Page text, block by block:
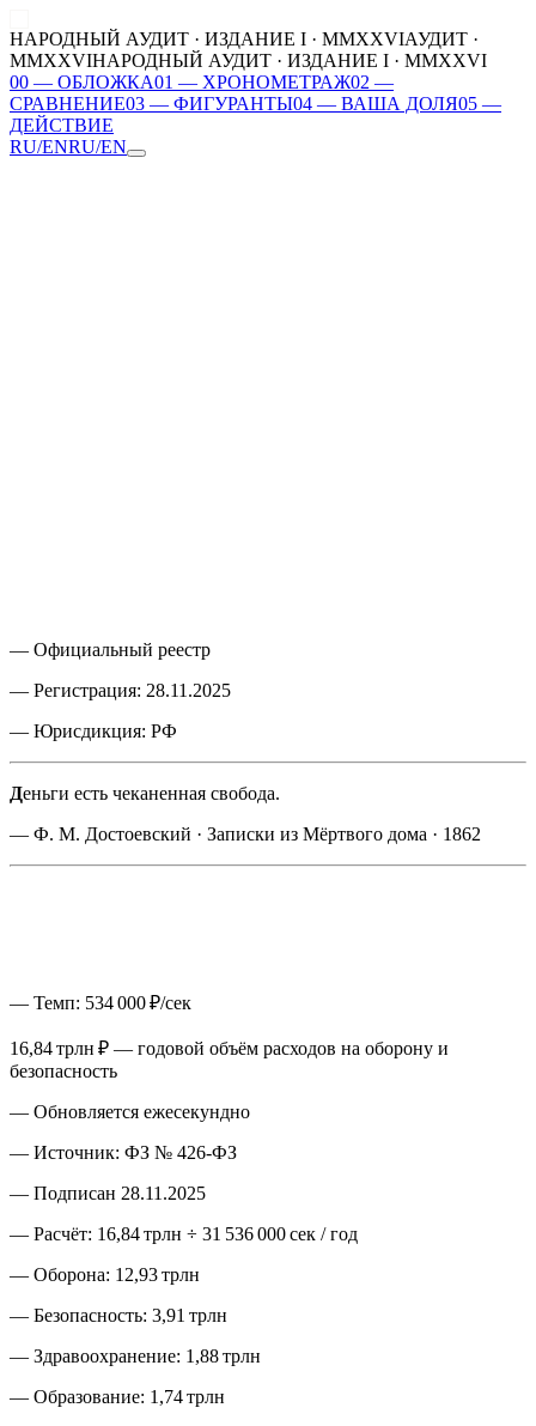
НАРОДНЫЙ АУДИТ · ИЗДАНИЕ I · MMXXVIАУДИТ ·
MMXXVIНАРОДНЫЙ АУДИТ · ИЗДАНИЕ I · MMXXVI
00 — ОБЛОЖКА01 — ХРОНОМЕТРАЖ02 —
СРАВНЕНИЕ03 — ФИГУРАНТЫ04 — ВАША ДОЛЯ05 —
ДЕЙСТВИЕ
RU/ENRU/EN
— Официальный реестр
— Регистрация: 28.11.2025
— Юрисдикция: РФ
Деньги есть чеканенная свобода.
— Ф. М. Достоевский · Записки из Мёртвого дома · 1862
— Темп: 534 000 ₽/сек
16,84 трлн ₽ — годовой объём расходов на оборону и
безопасность
— Обновляется ежесекундно
— Источник: ФЗ № 426-ФЗ
— Подписан 28.11.2025
— Расчёт: 16,84 трлн ÷ 31 536 000 сек / год
— Оборона: 12,93 трлн
— Безопасность: 3,91 трлн
— Здравоохранение: 1,88 трлн
— Образование: 1,74 трлн